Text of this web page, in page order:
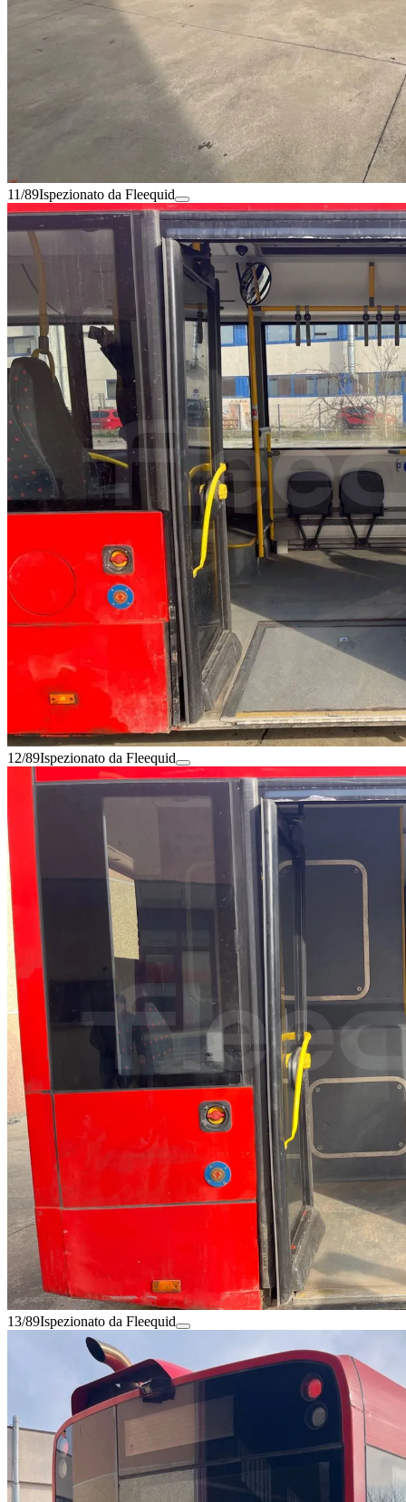
11/89Ispezionato da Fleequid
12/89Ispezionato da Fleequid
13/89Ispezionato da Fleequid